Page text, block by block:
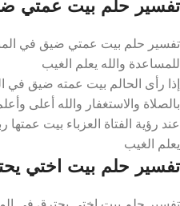
تفسير حلم بيت عمتي
تفسير حلم بيت عمتي ضيق في
للمساعدة والله يعلم الغيب
إذا رأى الحالم بيت عمته ضيق في
بالصلاة والاستغفار والله أعلى
عند رؤية الفتاة العزباء بيت عمتها
يعلم الغيب
تفسير حلم بيت اختي